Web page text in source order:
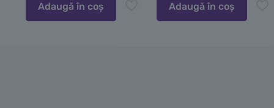
Adaugă în coș Adaugă în coș